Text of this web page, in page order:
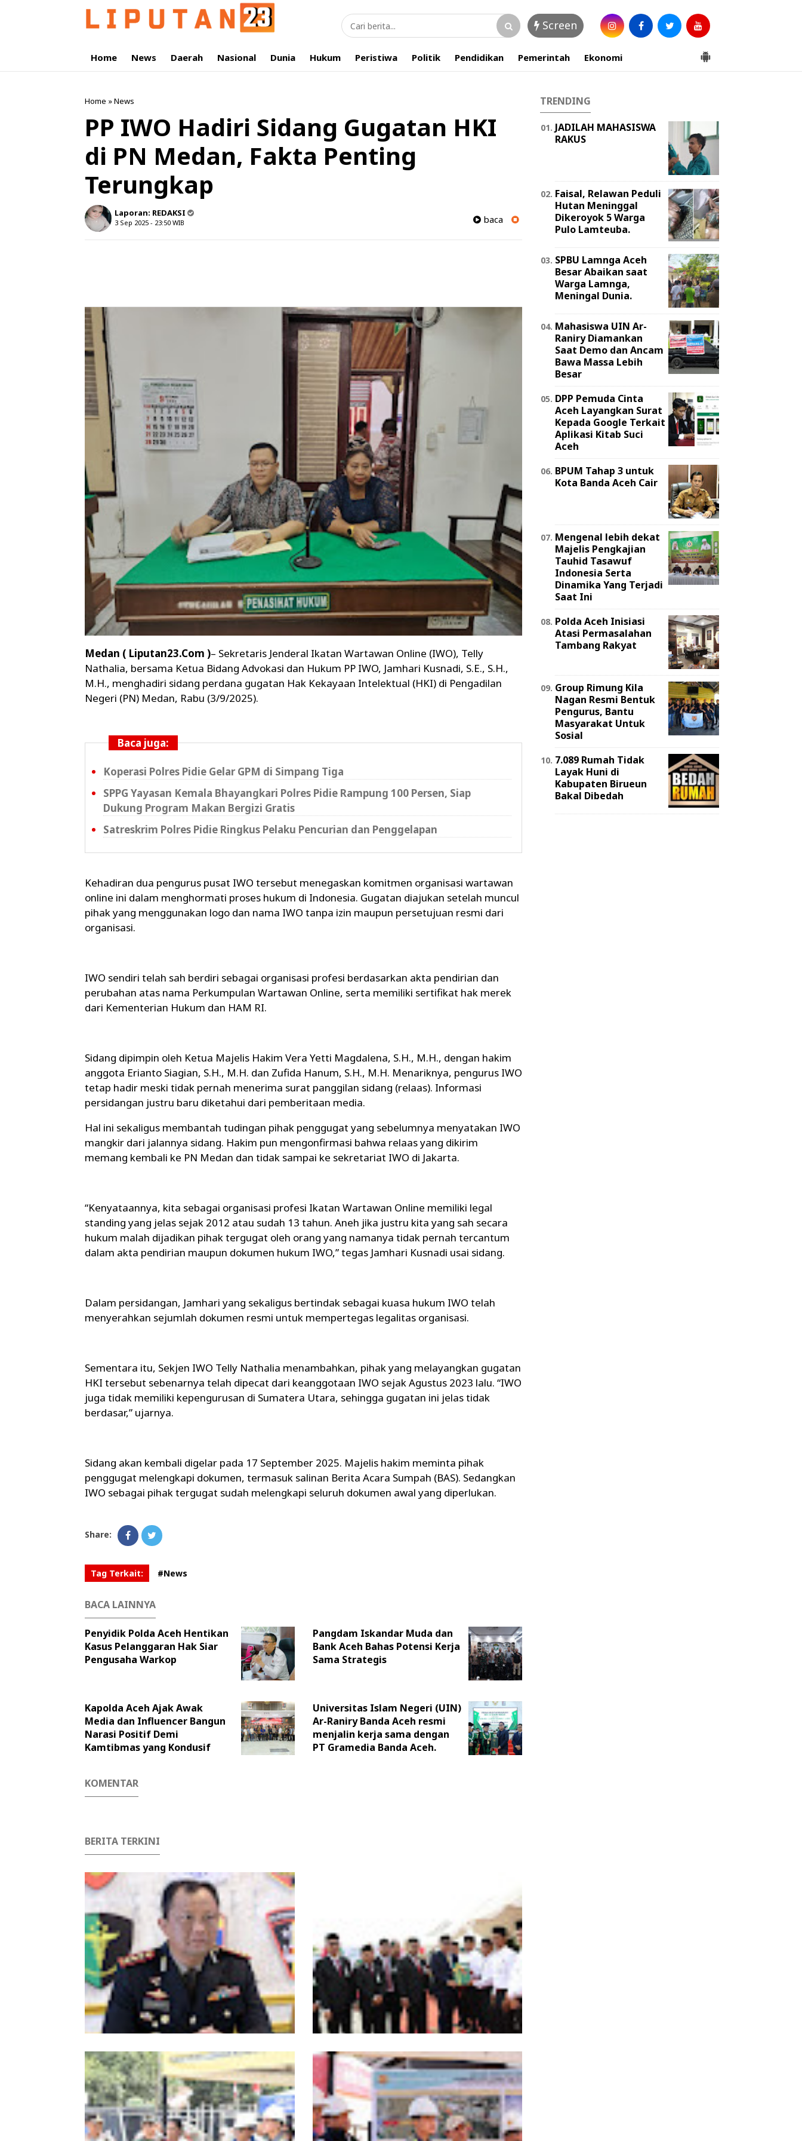
Screen
Home News Daerah Nasional Dunia Hukum Peristiwa Politik Pendidikan Pemerintah Ekonomi
Home »News
PP IWO Hadiri Sidang Gugatan HKI
di PN Medan, Fakta Penting
Terungkap
Laporan: REDAKSI
3 Sep 2025 - 23:50 WIB baca
Medan ( Liputan23.Com )– Sekretaris Jenderal Ikatan Wartawan Online (IWO), Telly
Nathalia, bersama Ketua Bidang Advokasi dan Hukum PP IWO, Jamhari Kusnadi, S.E., S.H.,
M.H., menghadiri sidang perdana gugatan Hak Kekayaan Intelektual (HKI) di Pengadilan
Negeri (PN) Medan, Rabu (3/9/2025).
Baca juga:
Koperasi Polres Pidie Gelar GPM di Simpang Tiga
SPPG Yayasan Kemala Bhayangkari Polres Pidie Rampung 100 Persen, Siap
Dukung Program Makan Bergizi Gratis
Satreskrim Polres Pidie Ringkus Pelaku Pencurian dan Penggelapan
Kehadiran dua pengurus pusat IWO tersebut menegaskan komitmen organisasi wartawan
online ini dalam menghormati proses hukum di Indonesia. Gugatan diajukan setelah muncul
pihak yang menggunakan logo dan nama IWO tanpa izin maupun persetujuan resmi dari
organisasi.
IWO sendiri telah sah berdiri sebagai organisasi profesi berdasarkan akta pendirian dan
perubahan atas nama Perkumpulan Wartawan Online, serta memiliki sertifikat hak merek
dari Kementerian Hukum dan HAM RI.
Sidang dipimpin oleh Ketua Majelis Hakim Vera Yetti Magdalena, S.H., M.H., dengan hakim
anggota Erianto Siagian, S.H., M.H. dan Zufida Hanum, S.H., M.H. Menariknya, pengurus IWO
tetap hadir meski tidak pernah menerima surat panggilan sidang (relaas). Informasi
persidangan justru baru diketahui dari pemberitaan media.
Hal ini sekaligus membantah tudingan pihak penggugat yang sebelumnya menyatakan IWO
mangkir dari jalannya sidang. Hakim pun mengonfirmasi bahwa relaas yang dikirim
memang kembali ke PN Medan dan tidak sampai ke sekretariat IWO di Jakarta.
“Kenyataannya, kita sebagai organisasi profesi Ikatan Wartawan Online memiliki legal
standing yang jelas sejak 2012 atau sudah 13 tahun. Aneh jika justru kita yang sah secara
hukum malah dijadikan pihak tergugat oleh orang yang namanya tidak pernah tercantum
dalam akta pendirian maupun dokumen hukum IWO,” tegas Jamhari Kusnadi usai sidang.
Dalam persidangan, Jamhari yang sekaligus bertindak sebagai kuasa hukum IWO telah
menyerahkan sejumlah dokumen resmi untuk mempertegas legalitas organisasi.
Sementara itu, Sekjen IWO Telly Nathalia menambahkan, pihak yang melayangkan gugatan
HKI tersebut sebenarnya telah dipecat dari keanggotaan IWO sejak Agustus 2023 lalu. “IWO
juga tidak memiliki kepengurusan di Sumatera Utara, sehingga gugatan ini jelas tidak
berdasar,” ujarnya.
Sidang akan kembali digelar pada 17 September 2025. Majelis hakim meminta pihak
penggugat melengkapi dokumen, termasuk salinan Berita Acara Sumpah (BAS). Sedangkan
IWO sebagai pihak tergugat sudah melengkapi seluruh dokumen awal yang diperlukan.
Share:
Tag Terkait: #News
BACA LAINNYA
Penyidik Polda Aceh Hentikan
Kasus Pelanggaran Hak Siar
Pengusaha Warkop
Pangdam Iskandar Muda dan
Bank Aceh Bahas Potensi Kerja
Sama Strategis
Kapolda Aceh Ajak Awak
Media dan Influencer Bangun
Narasi Positif Demi
Kamtibmas yang Kondusif
Universitas Islam Negeri (UIN)
Ar-Raniry Banda Aceh resmi
menjalin kerja sama dengan
PT Gramedia Banda Aceh.
KOMENTAR
BERITA TERKINI
Kombes Andi Kirana Diperiksa Mabes
Polri, Kapolda Tunjuk Kabid TIK sebagai
Pelaksana Tugas Kapolresta Banda Aceh
HUT ke-53 Bank Aceh: Momentum
Memperkuat Amanah, Menumbuhkan
Keberkahan Bagi Aceh
TRENDING
JADILAH MAHASISWA
RAKUS
Faisal, Relawan Peduli
Hutan Meninggal
Dikeroyok 5 Warga
Pulo Lamteuba.
SPBU Lamnga Aceh
Besar Abaikan saat
Warga Lamnga,
Meningal Dunia.
Mahasiswa UIN Ar-
Raniry Diamankan
Saat Demo dan Ancam
Bawa Massa Lebih
Besar
DPP Pemuda Cinta
Aceh Layangkan Surat
Kepada Google Terkait
Aplikasi Kitab Suci
Aceh
BPUM Tahap 3 untuk
Kota Banda Aceh Cair
Mengenal lebih dekat
Majelis Pengkajian
Tauhid Tasawuf
Indonesia Serta
Dinamika Yang Terjadi
Saat Ini
Polda Aceh Inisiasi
Atasi Permasalahan
Tambang Rakyat
Group Rimung Kila
Nagan Resmi Bentuk
Pengurus, Bantu
Masyarakat Untuk
Sosial
7.089 Rumah Tidak
Layak Huni di
Kabupaten Birueun
Bakal Dibedah